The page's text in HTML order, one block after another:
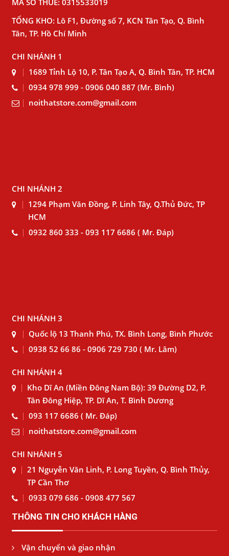
MÃ SỐ THUẾ: 0315533019
TỔNG KHO: Lô F1, Đường số 7, KCN Tân Tạo, Q. Bình
Tân, TP. Hồ Chí Minh
CHI NHÁNH 1
1689 Tỉnh Lộ 10, P. Tân Tạo A, Q. Bình Tân, TP. HCM
0934 978 999 - 0906 040 887 (Mr. Bình)
noithatstore.com@gmail.com
CHI NHÁNH 2
1294 Phạm Văn Đồng, P. Linh Tây, Q.Thủ Đức, TP
HCM
0932 860 333 - 093 117 6686 ( Mr. Đáp)
CHI NHÁNH 3
Quốc lộ 13 Thanh Phú, TX. Bình Long, Bình Phước
0938 52 66 86 - 0906 729 730 ( Mr. Lâm)
CHI NHÁNH 4
Kho Dĩ An (Miền Đông Nam Bộ): 39 Đường D2, P.
Tân Đông Hiệp, TP. Dĩ An, T. Bình Dương
093 117 6686 ( Mr. Đáp)
noithatstore.com@gmail.com
CHI NHÁNH 5
21 Nguyễn Văn Linh, P. Long Tuyền, Q. Bình Thủy,
TP Cần Thơ
0933 079 686 - 0908 477 567
THÔNG TIN CHO KHÁCH HÀNG
Vận chuyển và giao nhận